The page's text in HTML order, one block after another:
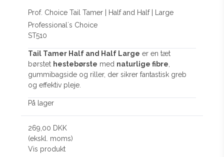
Prof. Choice Tail Tamer | Half and Half | Large
Professional´s Choice
ST510
Tail Tamer Half and Half Large er en tæt
børstet hestebørste med naturlige fibre
gummibagside og riller, der sikrer fantastisk greb
og effektiv pleje.
På lager
269,00 DKK
(ekskl. moms)
Vis produkt